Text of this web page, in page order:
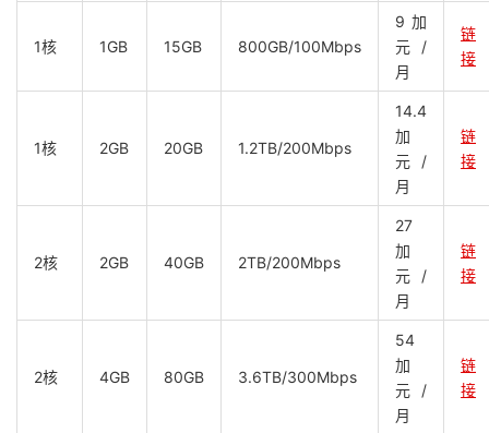
1核 1GB 15GB 800GB/100Mbps
9加
元/
月
链
接
1核 2GB 20GB 1.2TB/200Mbps
14.4
加
元/
月
链
接
2核 2GB 40GB 2TB/200Mbps
27
加
元/
月
链
接
2核 4GB 80GB 3.6TB/300Mbps
54
加
元/
月
链
接